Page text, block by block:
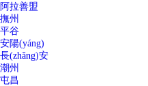
阿拉善盟
撫州
平谷
安陽(yáng)
長(zhǎng)安
潮州
屯昌